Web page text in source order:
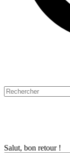
Open
mobile
Close
mobile
Panier
Search
Salut, bon retour !